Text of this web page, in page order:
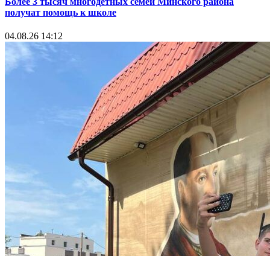
получат помощь к школе
04.08.26 14:12